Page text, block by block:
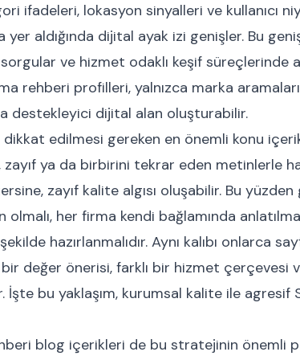
ifadeleri, lokasyon sinyalleri ve kullanıcı
yer aldığında dijital ayak izi genişler. Bu
ve hizmet odaklı keşif süreçlerinde
rehberi profilleri, yalnızca marka
destekleyici dijital alan oluşturabilir.
edilmesi gereken en önemli konu
zayıf ya da birbirini tekrar eden metinlerle
zayıf kalite algısı oluşabilir. Bu
her firma kendi bağlamında
hazırlanmalıdır. Aynı kalıbı onlarca
değer önerisi, farklı bir hizmet çerçevesi
İşte bu yaklaşım, kurumsal kalite ile agresif
blog içerikleri de bu stratejinin önemli